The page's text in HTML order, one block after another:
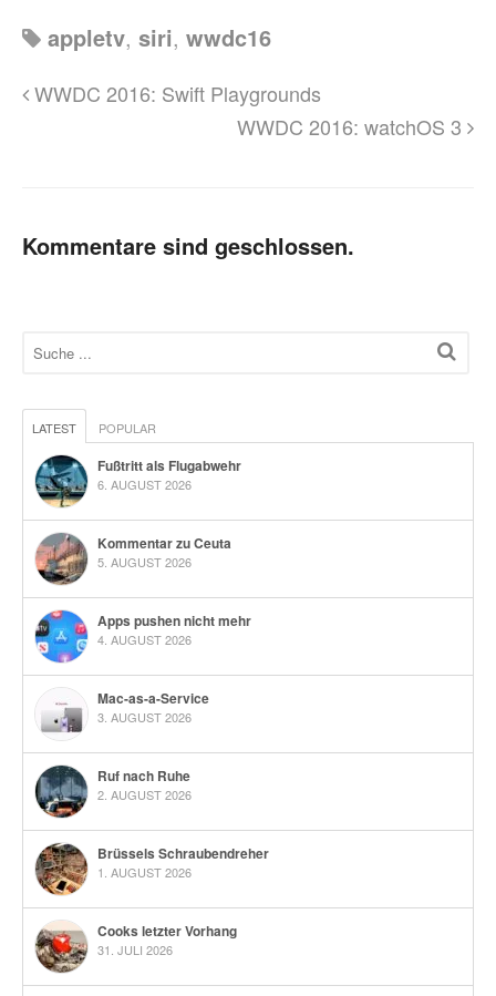
appletv, siri, wwdc16
WWDC 2016: Swift Playgrounds
WWDC 2016: watchOS 3
Kommentare sind geschlossen.
LATEST POPULAR
Fußtritt als Flugabwehr
6. AUGUST 2026
Kommentar zu Ceuta
5. AUGUST 2026
Apps pushen nicht mehr
4. AUGUST 2026
Mac-as-a-Service
3. AUGUST 2026
Ruf nach Ruhe
2. AUGUST 2026
Brüssels Schraubendreher
1. AUGUST 2026
Cooks letzter Vorhang
31. JULI 2026